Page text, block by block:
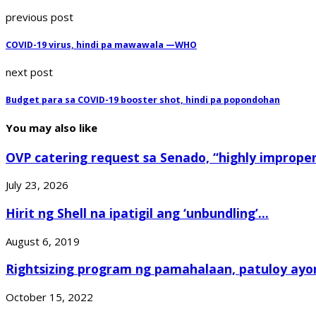
previous post
COVID-19 virus, hindi pa mawawala —WHO
next post
Budget para sa COVID-19 booster shot, hindi pa popondohan
You may also like
OVP catering request sa Senado, “highly
July 23, 2026
Hirit ng Shell na ipatigil ang ‘unbundling’...
August 6, 2019
Rightsizing program ng pamahalaan, patuloy
October 15, 2022